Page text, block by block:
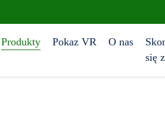
Produkty Pokaz VR O nas
się